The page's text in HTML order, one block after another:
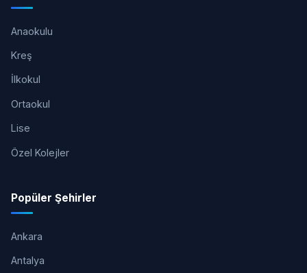
Anaokulu
Kreş
İlkokul
Ortaokul
Lise
Özel Kolejler
Popüler Şehirler
Ankara
Antalya